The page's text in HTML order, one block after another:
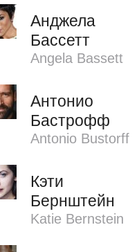
Анджела
Бассетт
Angela Bassett
Антонио
Бастрофф
Antonio Bustorff
Кэти
Бернштейн
Katie Bernstein